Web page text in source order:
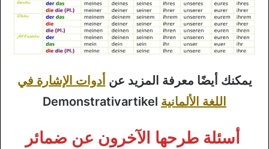
يمكنك أيضًا معرفة المزيد عن أدوات الإشارة في
اللغة الألمانية
أسئلة طرحها الآخرون عن ضمائر